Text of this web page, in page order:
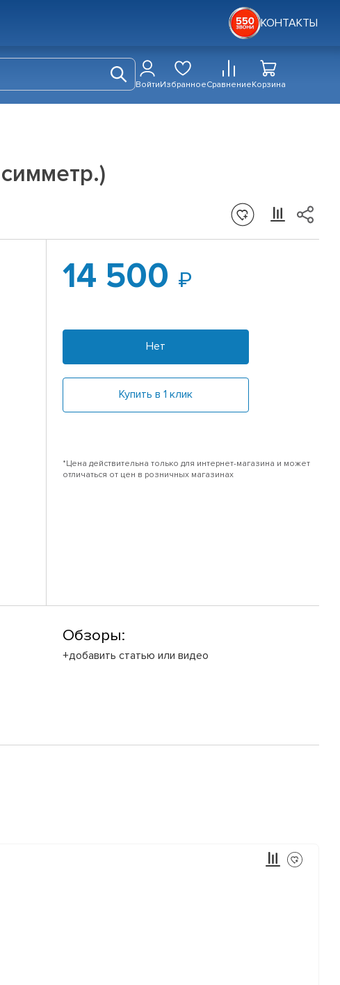
КОНТАКТЫ
ВойтиИзбранноеСравнениеКорзина
14 500
Нет
Купить в 1 клик
*Цена действительна только для интернет-магазина и может
отличаться от цен в розничных магазинах
Обзоры:
+добавить статью или видео